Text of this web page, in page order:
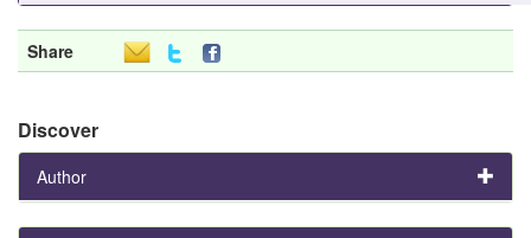
Share
Discover
Author